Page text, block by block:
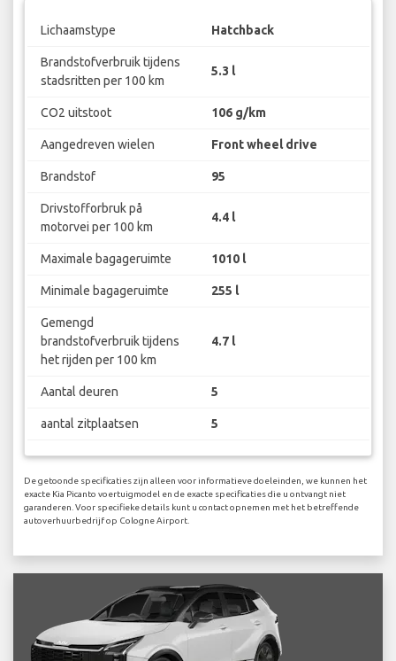
Lichaamstype Hatchback
Brandstofverbruik tijdens
stadsritten per 100 km
5.3 l
CO2 uitstoot 106 g/km
Aangedreven wielen Front wheel drive
Brandstof 95
Drivstofforbruk på
motorvei per 100 km
4.4 l
Maximale bagageruimte 1010 l
Minimale bagageruimte 255 l
Gemengd
brandstofverbruik tijdens
het rijden per 100 km
4.7 l
Aantal deuren 5
aantal zitplaatsen 5
De getoonde specificaties zijn alleen voor informatieve doeleinden, we kunnen het
exacte Kia Picanto voertuigmodel en de exacte specificaties die u ontvangt niet
garanderen. Voor specifieke details kunt u contact opnemen met het betreffende
autoverhuurbedrijf op Cologne Airport.